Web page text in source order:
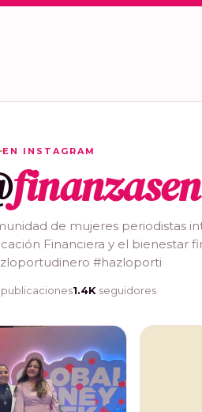
EN INSTAGRAM
de mujeres periodistas
Financiera y el bienestar
#hazloporti
publicaciones1.4K seguidores